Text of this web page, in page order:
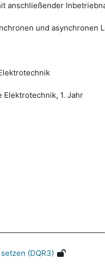
anschließender
und asynchronen
1. Jahr
(DQR3)